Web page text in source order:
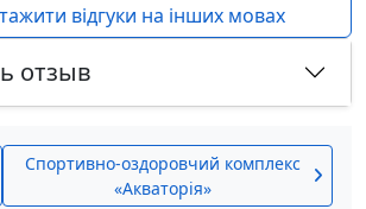
відгуки на інших мовах
отзыв
Спортивно-оздоровчий комплекс
«Акваторiя»